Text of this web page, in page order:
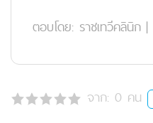
ตอบโดย: ราชเทวีคลินิก |
จาก: 0 คน